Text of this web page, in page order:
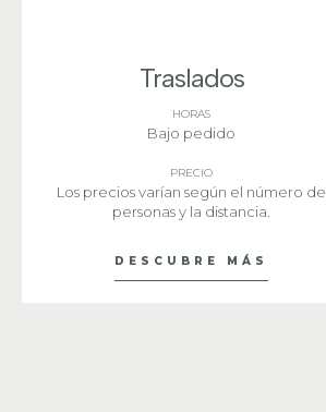
Traslados
HORAS
Bajo pedido
PRECIO
Los precios varían según el número de
personas y la distancia.
DESCUBRE MÁS